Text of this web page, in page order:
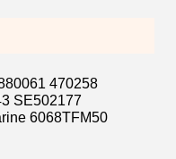
470258
SE502177
6068TFM50